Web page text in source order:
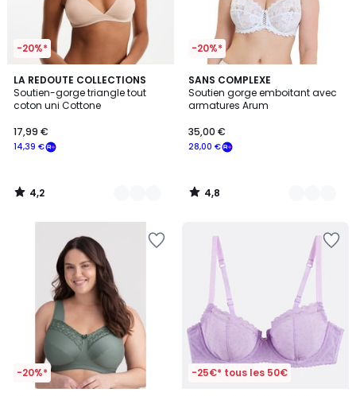
-20%*
LA REDOUTE COLLECTIONS
Soutien-gorge triangle tout
coton uni Cottone
14,39 €
17,99 €
4,2
/ 5
4
Couleurs
4,2
/
-20%*
SANS COMPLEXE
Soutien gorge emboitant avec
armatures Arum
28,00 €
35,00 €
4,8
/ 5
19
Couleurs
4,8
/
-20%* -25€* tous les 50€